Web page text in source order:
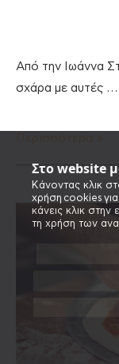
Στο website
Κάνοντας κλικ
χρήση cookies
κάνεις κλικ στην
τη χρήση των
Από την Ιωάννα
σχάρα με αυτές …